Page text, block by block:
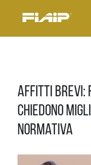
Affitti brevi:
chiedono
normativa